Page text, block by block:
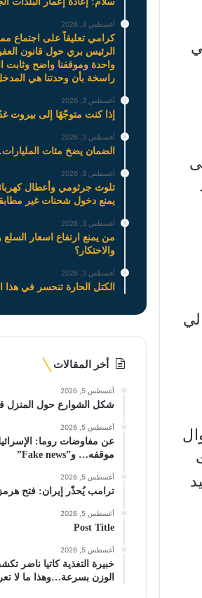
أغسطس 3, 2026
كرامي تعليقاً على اجتماع
الرئيس بري حول قانون العفو
واحدة وموقفنا واضح وثابت
راسخة بأن وحدتنا هي
أغسطس 3, 2026
إذا كنت متوجّهًا إلى بيروت
أغسطس 3, 2026
الضمان يضخ مئات
أغسطس 3, 2026
تلوث جرثومي وأعطال
يمنع دخول شحنات غير
أغسطس 3, 2026
من يمنع ارتفاع اسعار السلع
والاحتكار؟
أغسطس 3, 2026
الكتل الحارة تنحسر في هذا
أخر المقالات
أغسطس 5, 2026
شكل الشوارع حول المنزل
أغسطس 5, 2026
عن مفاوضات روما:
موقفه… و”Fake news”
أغسطس 5, 2026
ترامب يُحذّر إيران: فتح
أغسطس 5, 2026
Post Title
أغسطس 5, 2026
خبيرة التغذية كاتيا ناضر
الوزن بسرعة…وهذا ما لا